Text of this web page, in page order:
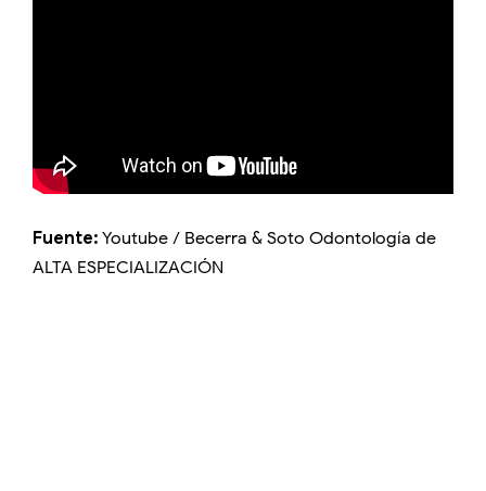
Fuente: Youtube / Becerra & Soto Odontología de
ALTA ESPECIALIZACIÓN